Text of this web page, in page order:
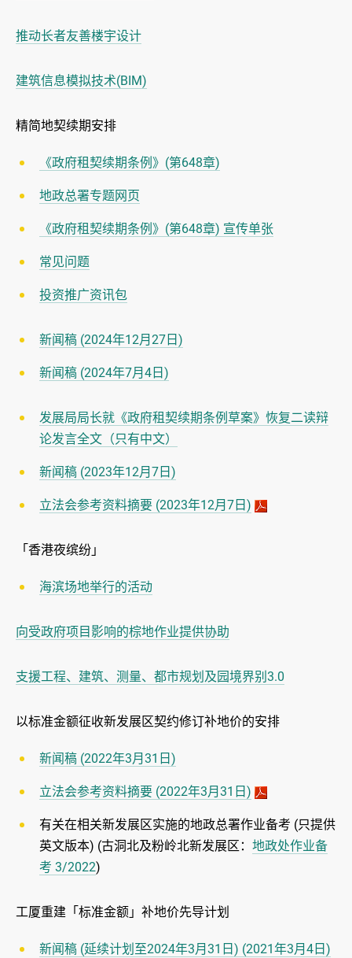
推动长者友善楼宇设计
建筑信息模拟技术(BIM)
精简地契续期安排
《政府租契续期条例》(第648章)
地政总署专题网页
《政府租契续期条例》(第648章) 宣传单张
常见问题
投资推广资讯包
新闻稿 (2024年12月27日)
新闻稿 (2024年7月4日)
发展局局长就《政府租契续期条例草案》恢复二读辩
论发言全文（只有中文）
新闻稿 (2023年12月7日)
立法会参考资料摘要 (2023年12月7日)
「香港夜缤纷」
海滨场地举行的活动
向受政府项目影响的棕地作业提供协助
支援工程、建筑、测量、都市规划及园境界别3.0
以标准金额征收新发展区契约修订补地价的安排
新闻稿 (2022年3月31日)
立法会参考资料摘要 (2022年3月31日)
有关在相关新发展区实施的地政总署作业备考 (只提供
英文版本) (古洞北及粉岭北新发展区： 地政处作业备
考 3/2022)
工厦重建「标准金额」补地价先导计划
新闻稿 (延续计划至2024年3月31日) (2021年3月4日)